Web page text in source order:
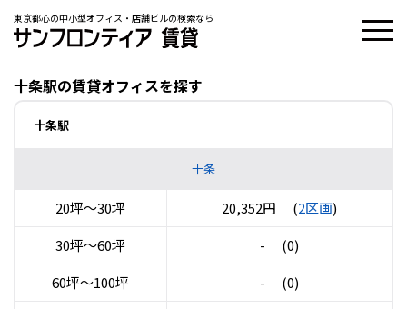
東京都心の中小型オフィス・店舗ビルの検索なら
十条駅の賃貸オフィスを探す
十条駅
十条
20坪〜30坪 20,352円 (2区画)
30坪〜60坪
-
(0)
60坪〜100坪
-
(0)